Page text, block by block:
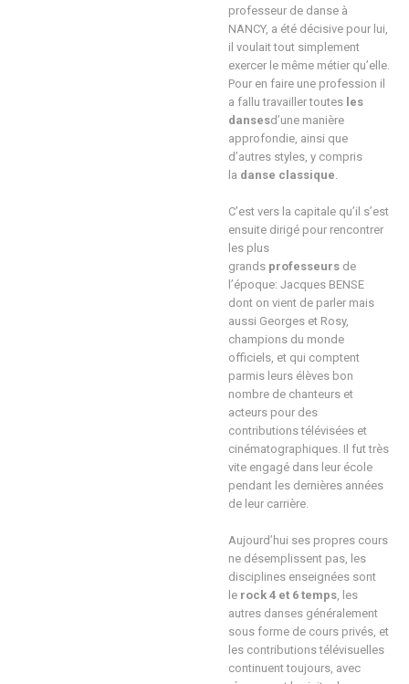
professeur de danse à
NANCY, a été décisive pour lui,
il voulait tout simplement
exercer le même métier qu’elle.
Pour en faire une profession il
a fallu travailler toutes les
dansesd’une manière
approfondie, ainsi que
d’autres styles, y compris
la danse classique.
C’est vers la capitale qu’il s’est
ensuite dirigé pour rencontrer
les plus
grands professeurs de
l’époque: Jacques BENSE
dont on vient de parler mais
aussi Georges et Rosy,
champions du monde
officiels, et qui comptent
parmis leurs élèves bon
nombre de chanteurs et
acteurs pour des
contributions télévisées et
cinématographiques. Il fut très
vite engagé dans leur école
pendant les dernières années
de leur carrière.
Aujourd’hui ses propres cours
ne désemplissent pas, les
disciplines enseignées sont
le rock 4 et 6 temps, les
autres danses généralement
sous forme de cours privés, et
les contributions télévisuelles
continuent toujours, avec